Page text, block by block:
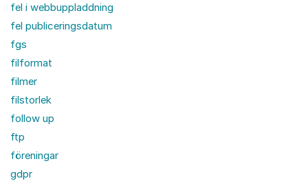
fel i webbuppladdning
fel publiceringsdatum
fgs
filformat
filmer
filstorlek
follow up
ftp
föreningar
gdpr